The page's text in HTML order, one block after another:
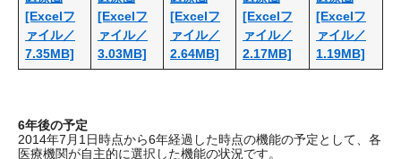
[Excelフ
ァイル／
7.35MB]
[Excelフ
ァイル／
3.03MB]
[Excelフ
ァイル／
2.64MB]
[Excelフ
ァイル／
2.17MB]
[Excelフ
ァイル／
1.19MB]
6年後の予定
2014年7月1日時点から6年経過した時点の機能の予定として、各
医療機関が自主的に選択した機能の状況です。